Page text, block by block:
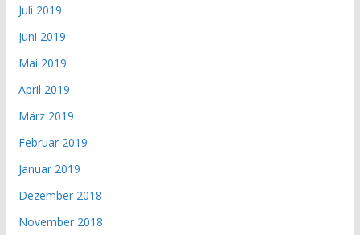
Juli 2019
Juni 2019
Mai 2019
April 2019
März 2019
Februar 2019
Januar 2019
Dezember 2018
November 2018